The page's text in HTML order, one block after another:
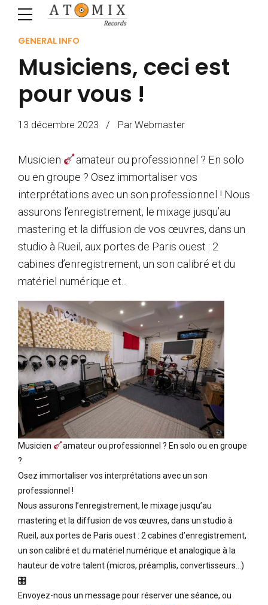
GENERAL INFO
Musiciens, ceci est
pour vous !
13 décembre 2023 Par Webmaster
Musicien
amateur ou professionnel ? En solo
ou en groupe ? Osez immortaliser vos
interprétations avec un son professionnel ! Nous
assurons l’enregistrement, le mixage jusqu’au
mastering et la diffusion de vos œuvres, dans un
studio à Rueil, aux portes de Paris ouest : 2
cabines d’enregistrement, un son calibré et du
matériel numérique et...
Musicien
amateur ou professionnel ? En solo ou en groupe
?
Osez immortaliser vos interprétations avec un son
professionnel !
Nous assurons l’enregistrement, le mixage jusqu’au
mastering et la diffusion de vos œuvres, dans un studio à
Rueil, aux portes de Paris ouest : 2 cabines d’enregistrement,
un son calibré et du matériel numérique et analogique à la
hauteur de votre talent (micros, préamplis, convertisseurs…)
🎛
Envoyez-nous un message pour réserver une séance, ou